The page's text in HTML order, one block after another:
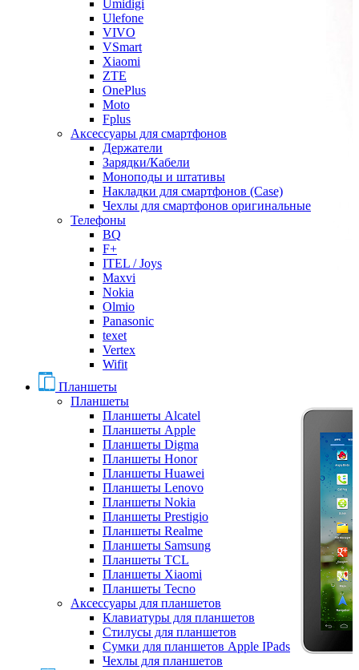
Umidigi
Ulefone
VIVO
VSmart
Xiaomi
ZTE
OnePlus
Moto
Fplus
Аксессуары для смартфонов
Держатели
Зарядки/Кабели
Моноподы и штативы
Накладки для смартфонов (Case)
Чехлы для смартфонов оригинальные
Телефоны
BQ
F+
ITEL / Joys
Maxvi
Nokia
Olmio
Panasonic
texet
Vertex
Wifit
Планшеты
Планшеты
Планшеты Alcatel
Планшеты Apple
Планшеты Digma
Планшеты Honor
Планшеты Huawei
Планшеты Lenovo
Планшеты Nokia
Планшеты Prestigio
Планшеты Realme
Планшеты Samsung
Планшеты TCL
Планшеты Xiaomi
Планшеты Tecno
Аксессуары для планшетов
Клавиатуры для планшетов
Стилусы для планшетов
Сумки для планшетов Apple IPads
Чехлы для планшетов